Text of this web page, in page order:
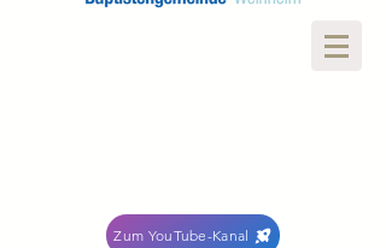
Zum YouTube-Kanal